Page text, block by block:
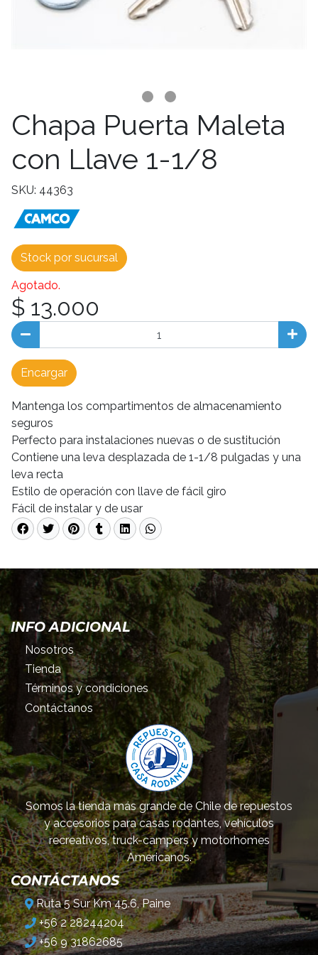
Chapa Puerta Maleta
con Llave 1-1/8
SKU: 44363
Stock por sucursal
Agotado.
$ 13.000
Encargar
Mantenga los compartimentos de almacenamiento
seguros
Perfecto para instalaciones nuevas o de sustitución
Contiene una leva desplazada de 1-1/8 pulgadas y una
leva recta
Estilo de operación con llave de fácil giro
Fácil de instalar y de usar
INFO ADICIONAL
Nosotros
Tienda
Términos y condiciones
Contáctanos
Somos la tienda más grande de Chile de repuestos
y accesorios para casas rodantes, vehículos
recreativos, truck-campers y motorhomes
Americanos.
CONTÁCTANOS
Ruta 5 Sur Km 45.6, Paine
+56 2 28244204
+56 9 31862685